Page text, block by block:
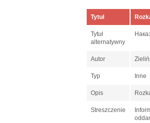
Tytuł
Tytuł
alternatywny
Autor
Typ Inne
Opis
Streszczenie